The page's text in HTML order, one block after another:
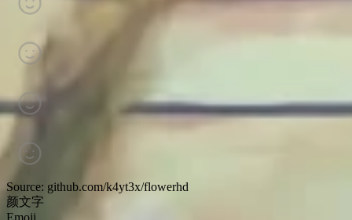
Source: github.com/k4yt3x/flowerhd
颜文字
Emoji